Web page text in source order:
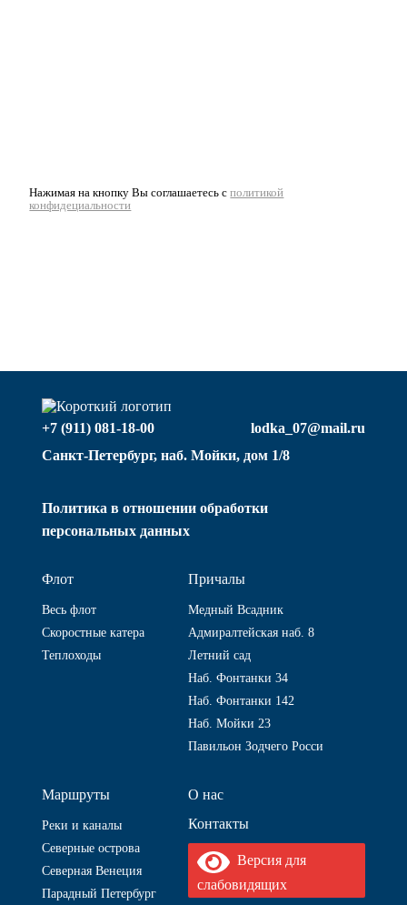
Нажимая на кнопку Вы соглашаетесь сполитикой
конфидециальности
+7 (911) 081-18-00
lodka_07@mail.ru
Санкт-Петербург, наб. Мойки, дом 1/8
Политика в отношении обработки
персональных данных
Флот
Весь флот
Скоростные катера
Теплоходы
Причалы
Медный Всадник
Адмиралтейская наб. 8
Летний сад
Наб. Фонтанки 34
Наб. Фонтанки 142
Наб. Мойки 23
Павильон Зодчего Росси
Маршруты
Реки и каналы
Северные острова
Северная Венеция
Парадный Петербург
О нас
Контакты
Версия для
слабовидящих